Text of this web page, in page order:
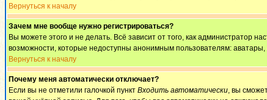
Вернуться к началу
Зачем мне вообще нужно регистрироваться?
Вы можете этого и не делать. Всё зависит от того, как администратор
возможности, которые недоступны анонимным пользователям: аватары,
Вернуться к началу
Почему меня автоматически отключает?
Если вы не отметили галочкой пункт Входить автоматически, вы